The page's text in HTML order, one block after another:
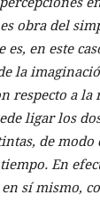
obra del
en este
la
respecto a la
ligar los
de
En
sí mismo,